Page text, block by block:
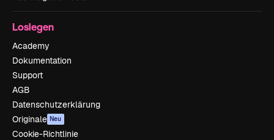
Loslegen
Academy
Dokumentation
Support
AGB
Datenschutzerklärung
Originale Neu
Cookie-Richtlinie